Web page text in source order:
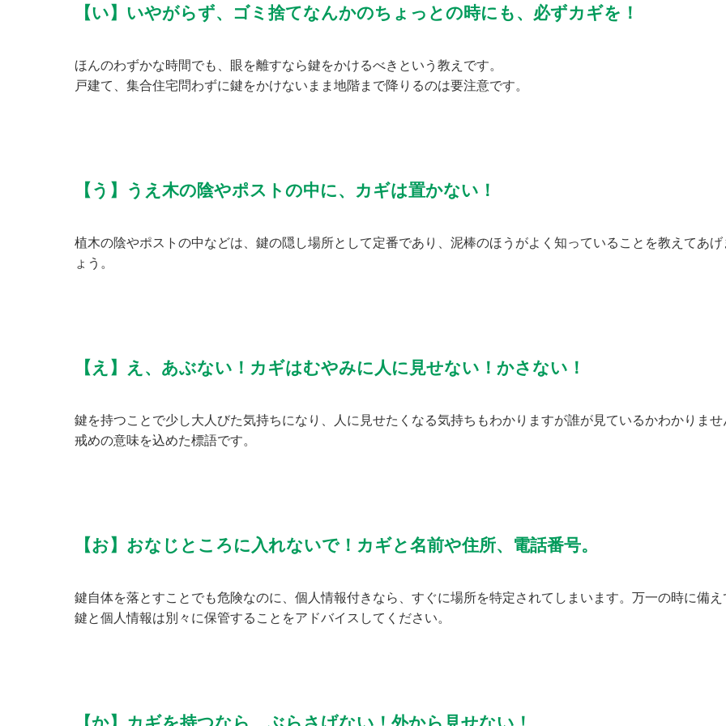
【い】いやがらず、ゴミ捨てなんかのちょっとの時にも、必ずカギを！
ほんのわずかな時間でも、眼を離すなら鍵をかけるべきという教えです。
戸建て、集合住宅問わずに鍵をかけないまま地階まで降りるのは要注意です。
【う】うえ木の陰やポストの中に、カギは置かない！
植木の陰やポストの中などは、鍵の隠し場所として定番であり、泥棒のほうがよく知っていることを教えてあげ
ょう。
【え】え、あぶない！カギはむやみに人に見せない！かさない！
鍵を持つことで少し大人びた気持ちになり、人に見せたくなる気持ちもわかりますが誰が見ているかわかりませ
戒めの意味を込めた標語です。
【お】おなじところに入れないで！カギと名前や住所、電話番号。
鍵自体を落とすことでも危険なのに、個人情報付きなら、すぐに場所を特定されてしまいます。万一の時に備え
鍵と個人情報は別々に保管することをアドバイスしてください。
【か】カギを持つなら、ぶらさげない！外から見せない！